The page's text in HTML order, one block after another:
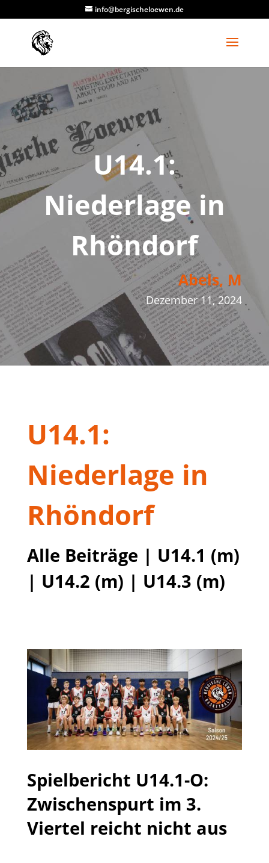
info@bergischeloewen.de
U14.1:
Niederlage in
Rhöndorf
Abels, M
Dezember 11, 2024
U14.1:
Niederlage in
Rhöndorf
Alle Beiträge | U14.1 (m)
| U14.2 (m) | U14.3 (m)
Spielbericht U14.1-O:
Zwischenspurt im 3.
Viertel reicht nicht aus